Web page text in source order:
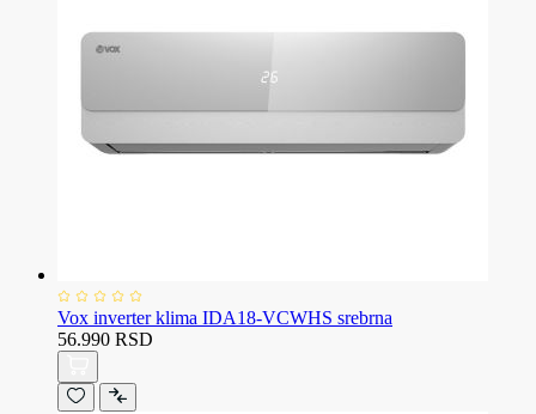
Vox inverter klima IDA18-VCWHS srebrna
56.990 RSD